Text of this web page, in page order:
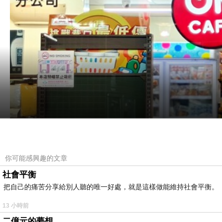
你可能感興趣的文章
社會平衡
把自己的痛苦分享給別人聽的唯一好處，就是這樣做能維持社會平衡。
13 小時前